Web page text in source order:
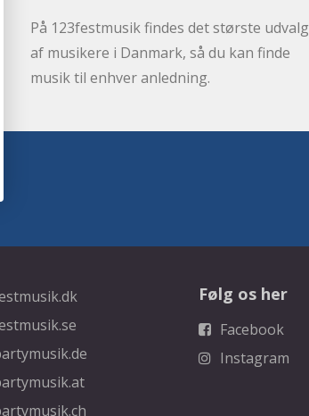
På 123festmusik findes det største udvalg
af musikere i Danmark, så du kan finde
musik til enhver anledning.
Følg os her
Facebook
Instagram